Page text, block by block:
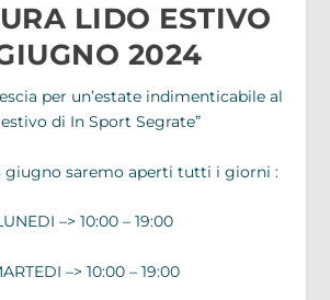
LIDO ESTIVO
2024
per un’estate indimenticabile al
di In Sport Segrate”
giugno saremo aperti tutti i giorni :
–> 10:00 – 19:00
–> 10:00 – 19:00